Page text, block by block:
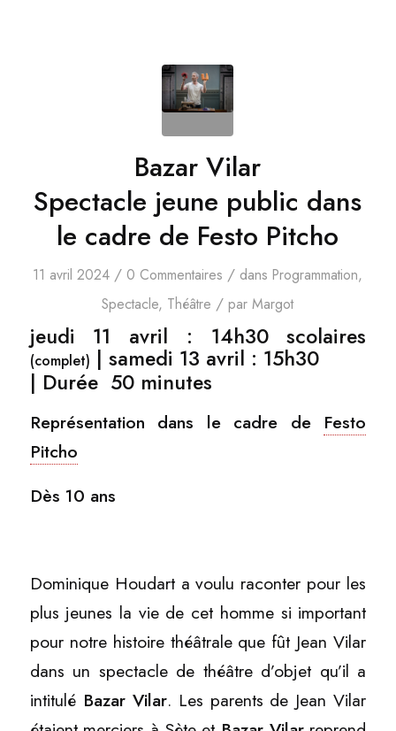
Bazar Vilar
Spectacle jeune public dans
le cadre de Festo Pitcho
11 avril 2024 / 0 Commentaires / dansProgrammation,
Spectacle, Théâtre / parMargot
jeudi 11 avril : 14h30 scolaires
(complet) | samedi 13 avril : 15h30
| Durée 50 minutes
Représentation dans le cadre de Festo
Pitcho
Dès 10 ans
Dominique Houdart a voulu raconter pour les
plus jeunes la vie de cet homme si important
pour notre histoire théâtrale que fût Jean Vilar
dans un spectacle de théâtre d’objet qu’il a
intitulé Bazar Vilar. Les parents de Jean Vilar